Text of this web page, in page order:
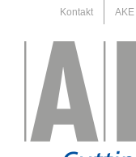
content
Kontakt AKE